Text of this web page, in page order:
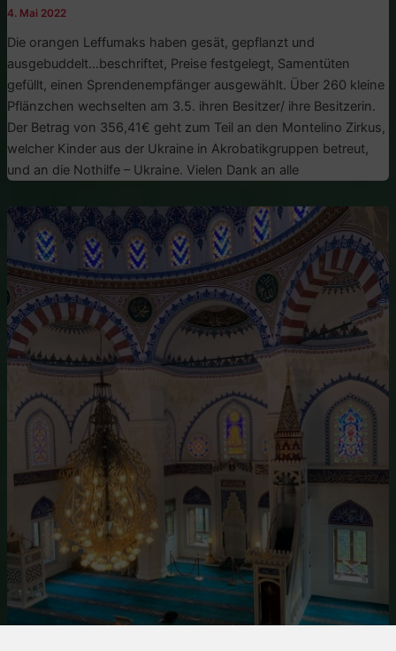
4. Mai 2022
Die orangen Leffumaks haben gesät, gepflanzt und
ausgebuddelt…beschriftet, Preise festgelegt, Samentüten
gefüllt, einen Sprendenempfänger ausgewählt. Über 260 kleine
Pflänzchen wechselten am 3.5. ihren Besitzer/ ihre Besitzerin.
Der Betrag von 356,41€ geht zum Teil an den Montelino Zirkus,
welcher Kinder aus der Ukraine in Akrobatikgruppen betreut,
und an die Nothilfe – Ukraine. Vielen Dank an alle